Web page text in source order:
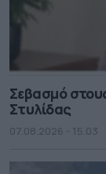
Σεβασμό
Στυλίδας
07.08.2026 - 15.03